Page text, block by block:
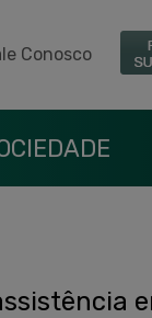
Conosco